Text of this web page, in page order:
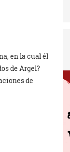
en la cual él
de Argel?
de